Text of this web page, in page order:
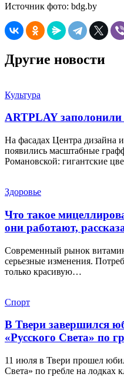
Источник фото: bdg.by
Другие новости
Культура
ARTPLAY заполонили
На фасадах Центра дизайна
появились масштабные
Романовской: гигантские
Здоровье
Что такое
они работают,
Современный рынок
серьезные изменения.
только красивую…
Спорт
В Твери завершился
«Русского Света» по
11 июля в Твери прошел
Света» по гребле на лодках